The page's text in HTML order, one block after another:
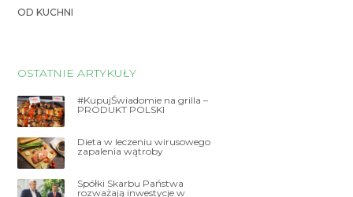
OD KUCHNI
OSTATNIE ARTYKUŁY
#KupujŚwiadomie na grilla –
PRODUKT POLSKI
Dieta w leczeniu wirusowego
zapalenia wątroby
Spółki Skarbu Państwa
rozważają inwestycje w